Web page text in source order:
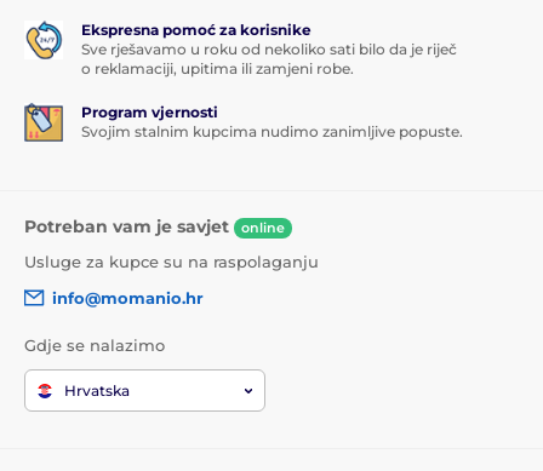
Ekspresna pomoć za korisnike
Sve rješavamo u roku od nekoliko sati bilo da je riječ
o reklamaciji, upitima ili zamjeni robe.
Program vjernosti
Svojim stalnim kupcima nudimo zanimljive popuste.
Potreban vam je savjet online
Usluge za kupce su na raspolaganju
info@momanio.hr
Gdje se nalazimo
Hrvatska